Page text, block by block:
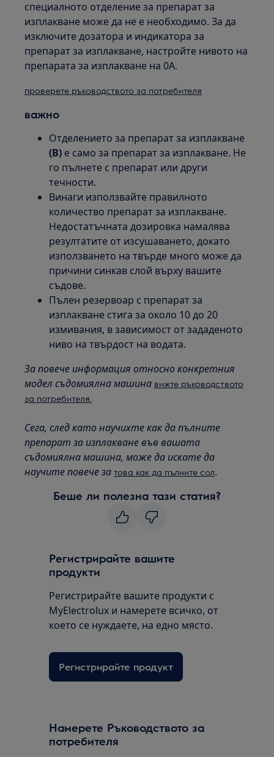
специалното отделение за препарат за
изплакване може да не е необходимо. За да
изключите дозатора и индикатора за
препарат за изплакване, настройте нивото на
препарата за изплакване на 0A.
проверете ръководството за потребителя
важно
Отделението за препарат за изплакване
(B) е само за препарат за изплакване. Не
го пълнете с препарат или други
течности.
Винаги използвайте правилното
количество препарат за изплакване.
Недостатъчната дозировка намалява
резултатите от изсушаването, докато
използването на твърде много може да
причини синкав слой върху вашите
съдове.
Пълен резервоар с препарат за
изплакване стига за около 10 до 20
измивания, в зависимост от зададеното
ниво на твърдост на водата.
За повече информация относно конкретния
модел съдомиялна машина вижте ръководството
за потребителя.
Сега, след като научихте как да пълните
препарат за изплакване във вашата
съдомиялна машина, може да искате да
научите повече за това как да пълните сол.
Беше ли полезна тази статия?
Регистрирайте вашите
продукти
Регистрирайте вашите продукти с
MyElectrolux и намерете всичко, от
което се нуждаете, на едно място.
Регистрирайте продукт
Намерете Ръководството за
потребителя